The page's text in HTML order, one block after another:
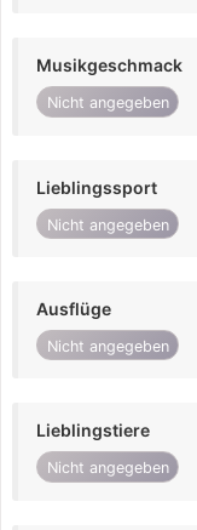
Musikgeschmack
Nicht angegeben
Lieblingssport
Nicht angegeben
Ausflüge
Nicht angegeben
Lieblingstiere
Nicht angegeben